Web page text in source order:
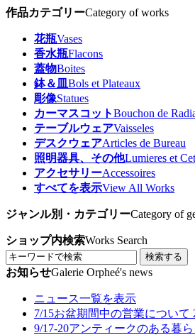
作品カテゴリーCategory of works
花瓶Vases
香水瓶Flacons
蓋物Boites
鉢＆皿 Bols et Plateaux
彫像Statues
カーマスコットBouchon de
テーブルウェアVaisseles
デスクウェアArticles de Bureau
照明器具、その他Lumieres et
アクセサリーAccessoires
すべてを表示View All Works
ジャンル別・カテゴリーCategory of
ショップ内検索Works Search
検索する
お知らせGalerie Orpheé's news
ニュース一覧を表示
7/15お盆期間中の営業について
9/17-20アンティークのある暮